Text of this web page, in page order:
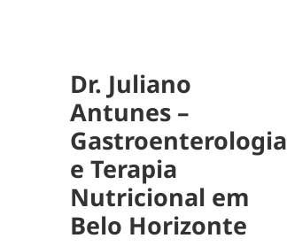
Dr. Juliano
Antunes –
Gastroenterologia
e Terapia
Nutricional em
Belo Horizonte